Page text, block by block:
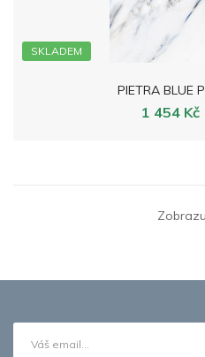
SKLADEM
PIETRA BLUE
1 454 Kč